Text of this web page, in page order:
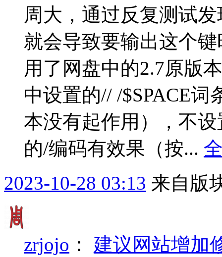
周大，通过反复测试
就会导致要输出这个
用了网盘中的2.7原版
中设置的// /$SPACE
本没有起作用），不
的/编码有效果（按...
2023-10-28 03:13 来自版
zrjojo ： 建议网站增加